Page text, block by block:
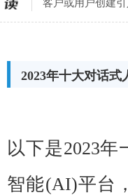
客户或用户创建引
2023年十大对话式
以下是2023
智能(AI)平台